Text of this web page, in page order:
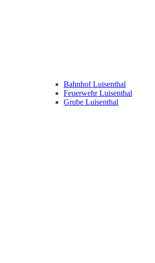
Bahnhof Luisenthal
Feuerwehr Luisenthal
Grube Luisenthal